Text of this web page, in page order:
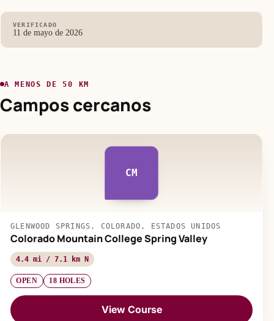
VERIFICADO
11 de mayo de 2026
A MENOS DE 50 KM
Campos cercanos
CM
GLENWOOD SPRINGS, COLORADO, ESTADOS UNIDOS
Colorado Mountain College Spring Valley
4.4 mi / 7.1 km N
OPEN 18 HOLES
View Course